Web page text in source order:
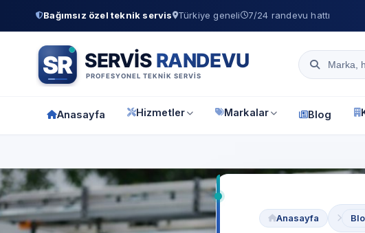
Bağımsız özel teknik servis Türkiye geneli 7/24 randevu hattı
Site içi
Anasayfa Hizmetler Markalar Blog
Anasayfa